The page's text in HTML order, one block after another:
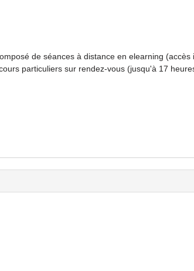
de séances à distance en elearning (accès
particuliers sur rendez-vous (jusqu'à 17